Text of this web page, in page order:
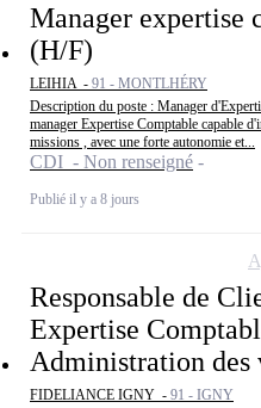
Manager expertise
(H/F)
LEIHIA - 91 - MONTLHÉRY
Description du poste : Manager
manager Expertise Comptable capable
missions , avec une forte autonomie et...
CDI - Non renseigné
Publié il y a 8 jours
Responsable de
Expertise
Administration des
FIDELIANCE IGNY - 91 - IGNY